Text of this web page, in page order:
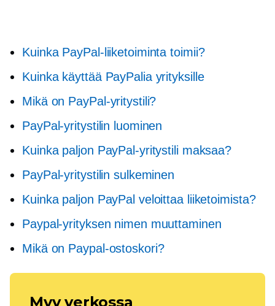
Kuinka PayPal-liiketoiminta toimii?
Kuinka käyttää PayPalia yrityksille
Mikä on PayPal-yritystili?
PayPal-yritystilin luominen
Kuinka paljon PayPal-yritystili maksaa?
PayPal-yritystilin sulkeminen
Kuinka paljon PayPal veloittaa liiketoimista?
Paypal-yrityksen nimen muuttaminen
Mikä on Paypal-ostoskori?
Myy verkossa